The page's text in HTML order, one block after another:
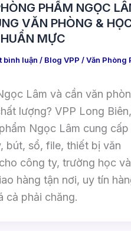
PHẨM NGỌC
VĂN PHÒNG &
MỰC
bình luận / Blog VPP /Văn Phòng
Lâm và cần văn
lượng? VPP Long
Ngọc Lâm cung
bút, sổ, file, thiết bị văn
công ty, trường học
hàng tận nơi, uy tín
cả phải chăng.